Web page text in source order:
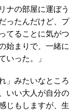
ナの部屋に運ぼう
ったんだけど、プ
てることに気がつ
始まりで、一緒に
いった。」
」みたいなところ
いい大人が自分の
じもしますが、生